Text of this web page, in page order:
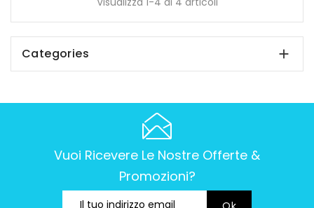
Categories 
Vuoi Ricevere Le Nostre Offerte &
Promozioni?